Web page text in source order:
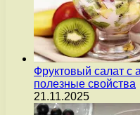
Фруктовый салат с
полезные свойства
21.11.2025